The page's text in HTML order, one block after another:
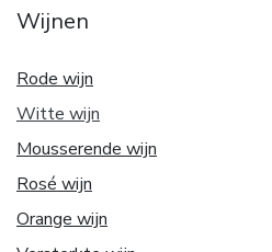
Wijnen
Rode wijn
Witte wijn
Mousserende wijn
Rosé wijn
Orange wijn